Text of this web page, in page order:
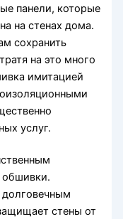
панели, которые
на стенах дома.
сохранить
на это много
имитацией
услуг.
обшивки.
стены от